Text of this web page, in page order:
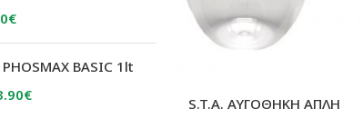
€Η
τρέχουσα
τιμή
7.30€.
BASIC 1lt
€Η
S.T.A. ΑΥΓΟΘΗΚΗ ΑΠΛΗ